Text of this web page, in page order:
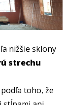
nižšie sklony
strechu
toho, že